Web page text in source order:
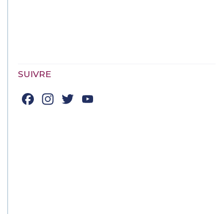
SUIVRE
Facebook
Instagram
Twitter